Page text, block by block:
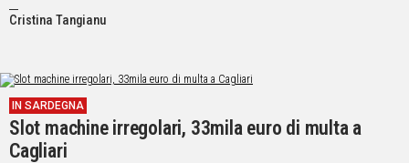
Cristina Tangianu
IN SARDEGNA
Slot machine irregolari, 33mila euro di multa a
Cagliari